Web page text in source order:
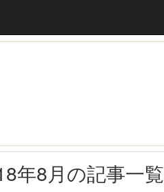
年8月の記事一覧